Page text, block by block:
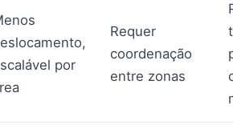
por
Requer
coordenação
entre zonas